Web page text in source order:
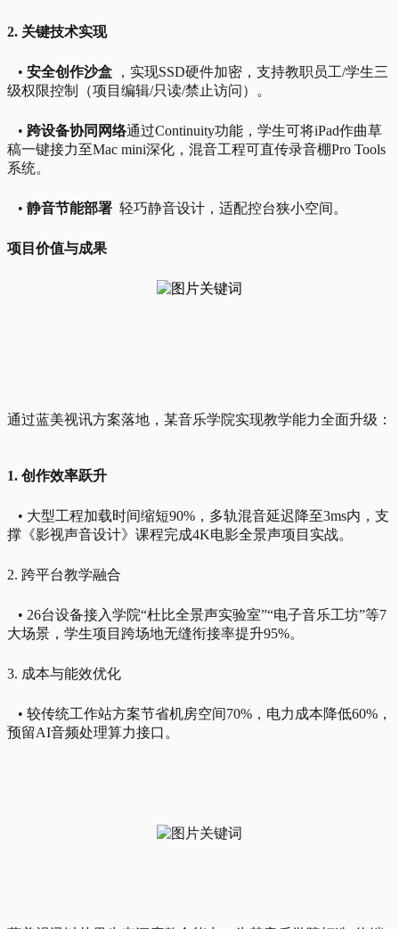
2. 关键技术实现
• 安全创作沙盒 ，实现SSD硬件加密，支持教职员工/学生三
级权限控制（项目编辑/只读/禁止访问）。
• 跨设备协同网络通过Continuity功能，学生可将iPad作曲草
稿一键接力至Mac mini深化，混音工程可直传录音棚Pro Tools
系统。
• 静音节能部署 轻巧静音设计，适配控台狭小空间。
项目价值与成果
通过蓝美视讯方案落地，某音乐学院实现教学能力全面升级：
1. 创作效率跃升
• 大型工程加载时间缩短90%，多轨混音延迟降至3ms内，支
撑《影视声音设计》课程完成4K电影全景声项目实战。
2. 跨平台教学融合
• 26台设备接入学院“杜比全景声实验室”“电子音乐工坊”等7
大场景，学生项目跨场地无缝衔接率提升95%。
3. 成本与能效优化
• 较传统工作站方案节省机房空间70%，电力成本降低60%，
预留AI音频处理算力接口。